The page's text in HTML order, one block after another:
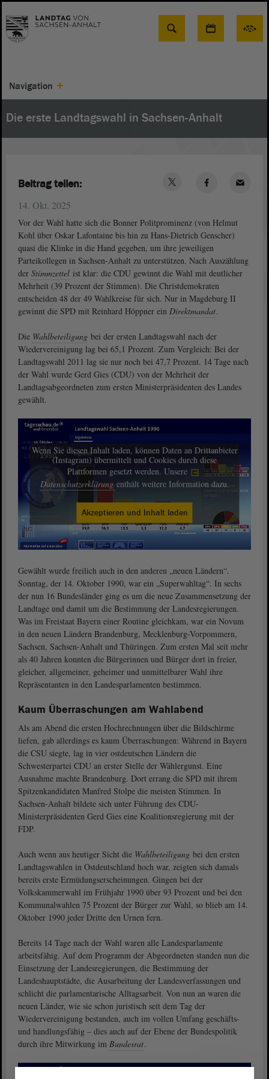
Suche
Navigation
Die erste Landtagswahl in Sachsen-Anhalt
14. Okt. 2025
Vor der Wahl hatte sich die Bonner Politprominenz (von Helmut
Kohl über Oskar Lafontaine bis hin zu Hans-Dietrich Genscher)
quasi die Klinke in die Hand gegeben, um ihre jeweiligen
Parteikollegen in Sachsen-Anhalt zu unterstützen. Nach Auszählung
der Stimmzettel ist klar: die CDU gewinnt die Wahl mit deutlicher
Mehrheit (39 Prozent der Stimmen). Die Christdemokraten
entscheiden 48 der 49 Wahlkreise für sich. Nur in Magdeburg II
gewinnt die SPD mit Reinhard Höppner ein Direktmandat.
Die Wahlbeteiligung bei der ersten Landtagswahl nach der
Wiedervereinigung lag bei 65,1 Prozent. Zum Vergleich: Bei der
Landtagswahl 2011 lag sie nur noch bei 47,7 Prozent. 14 Tage nach
der Wahl wurde Gerd Gies (CDU) von der Mehrheit der
Landtagsabgeordneten zum ersten Ministerpräsidenten des Landes
gewählt.
Wenn Sie diesen Inhalt laden, können Daten an Drittanbieter
(Instagram) übermittelt und Cookies durch diese
Plattformen gesetzt werden. Unsere
Datenschutzerklärung enthält weitere Information dazu.
Akzeptieren und Inhalt laden
Gewählt wurde freilich auch in den anderen „neuen Ländern“.
Sonntag, der 14. Oktober 1990, war ein „Superwahltag“. In sechs
der nun 16 Bundesländer ging es um die neue Zusammensetzung der
Landtage und damit um die Bestimmung der Landesregierungen.
Was im Freistaat Bayern einer Routine gleichkam, war ein Novum
in den neuen Ländern Brandenburg, Mecklenburg-Vorpommern,
Sachsen, Sachsen-Anhalt und Thüringen. Zum ersten Mal seit mehr
als 40 Jahren konnten die Bürgerinnen und Bürger dort in freier,
gleicher, allgemeiner, geheimer und unmittelbarer Wahl ihre
Repräsentanten in den Landesparlamenten bestimmen.
Kaum Überraschungen am Wahlabend
Als am Abend die ersten Hochrechnungen über die Bildschirme
liefen, gab allerdings es kaum Überraschungen: Während in Bayern
die CSU siegte, lag in vier ostdeutschen Ländern die
Schwesterpartei CDU an erster Stelle der Wählergunst. Eine
Ausnahme machte Brandenburg. Dort errang die SPD mit ihrem
Spitzenkandidaten Manfred Stolpe die meisten Stimmen. In
Sachsen-Anhalt bildete sich unter Führung des CDU-
Ministerpräsidenten Gerd Gies eine Koalitionsregierung mit der
FDP.
Auch wenn aus heutiger Sicht die Wahlbeteiligung bei den ersten
Landtagswahlen in Ostdeutschland hoch war, zeigten sich damals
bereits erste Ermüdungserscheinungen. Gingen bei der
Volkskammerwahl im Frühjahr 1990 über 93 Prozent und bei den
Kommunalwahlen 75 Prozent der Bürger zur Wahl, so blieb am 14.
Oktober 1990 jeder Dritte den Urnen fern.
Bereits 14 Tage nach der Wahl waren alle Landesparlamente
arbeitsfähig. Auf dem Programm der Abgeordneten standen nun die
Einsetzung der Landesregierungen, die Bestimmung der
Landeshauptstädte, die Ausarbeitung der Landesverfassungen und
schlicht die parlamentarische Alltagsarbeit. Von nun an waren die
neuen Länder, wie sie schon juristisch seit dem Tag der
Wiedervereinigung bestanden, auch im vollen Umfang geschäfts-
und handlungsfähig – dies auch auf der Ebene der Bundespolitik
durch ihre Mitwirkung im Bundesrat.
Beitrag teilen: